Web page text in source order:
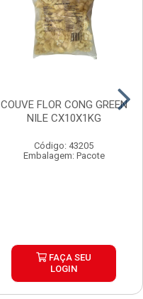
COUVE FLOR CONG GREEN
NILE CX10X1KG
Código: 43205
Embalagem: Pacote
FAÇA SEU
LOGIN